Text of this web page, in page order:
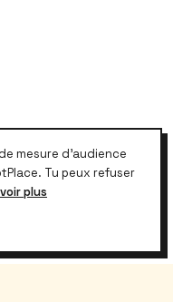
mesure d'audience
Tu peux refuser
plus